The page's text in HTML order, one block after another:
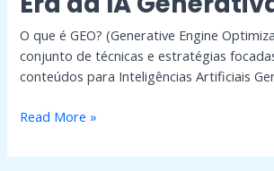
O que é GEO? (Generative Engine
conjunto de técnicas e estratégias
conteúdos para Inteligências Artificiais
Read More »